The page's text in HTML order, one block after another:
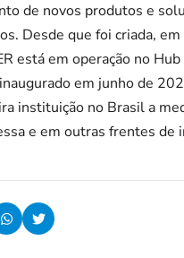
de novos produtos e
Desde que foi criada,
está em operação no
em junho de
instituição no Brasil a
e em outras frentes de